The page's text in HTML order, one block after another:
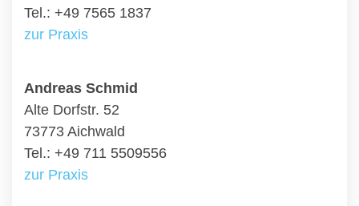
Tel.: +49 7565 1837
zur Praxis
Andreas Schmid
Alte Dorfstr. 52
73773 Aichwald
Tel.: +49 711 5509556
zur Praxis